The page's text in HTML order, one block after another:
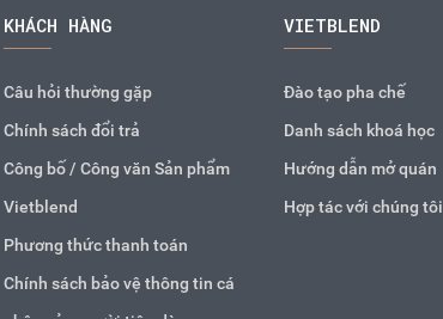
KHÁCH HÀNG
Câu hỏi thường gặp
Chính sách đổi trả
Công bố / Công văn Sản phẩm
Vietblend
Phương thức thanh toán
Chính sách bảo vệ thông tin cá
VIETBLEND
Đào tạo pha chế
Danh sách khoá học
Hướng dẫn mở quán
Hợp tác với chúng tôi